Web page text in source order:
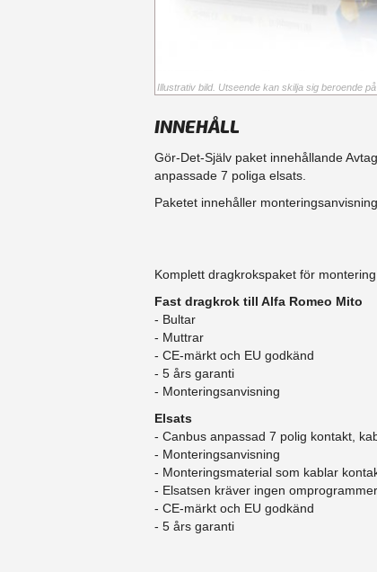
Illustrativ bild. Utseende kan skilja sig beroende på
INNEHÅLL
Gör-Det-Själv paket innehållande
anpassade 7 poliga elsats.
Paketet innehåller
Komplett dragkrokspaket för
Fast dragkrok till Alfa Romeo Mito
- Bultar
- Muttrar
- CE-märkt och EU godkänd
​- 5 års garanti
- Monteringsanvisning
Elsats
- Canbus anpassad 7 polig kontakt,
- Monteringsanvisning
- Monteringsmaterial som kablar
- Elsatsen kräver ingen
- CE-märkt och EU godkänd
​- 5 års garanti